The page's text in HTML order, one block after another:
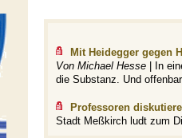
Mit Heidegger gegen
Von Michael Hesse | In
die Substanz. Und
Professoren
Stadt Meßkirch ludt zum